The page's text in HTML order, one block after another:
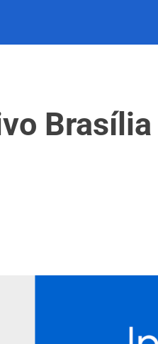
Brasília